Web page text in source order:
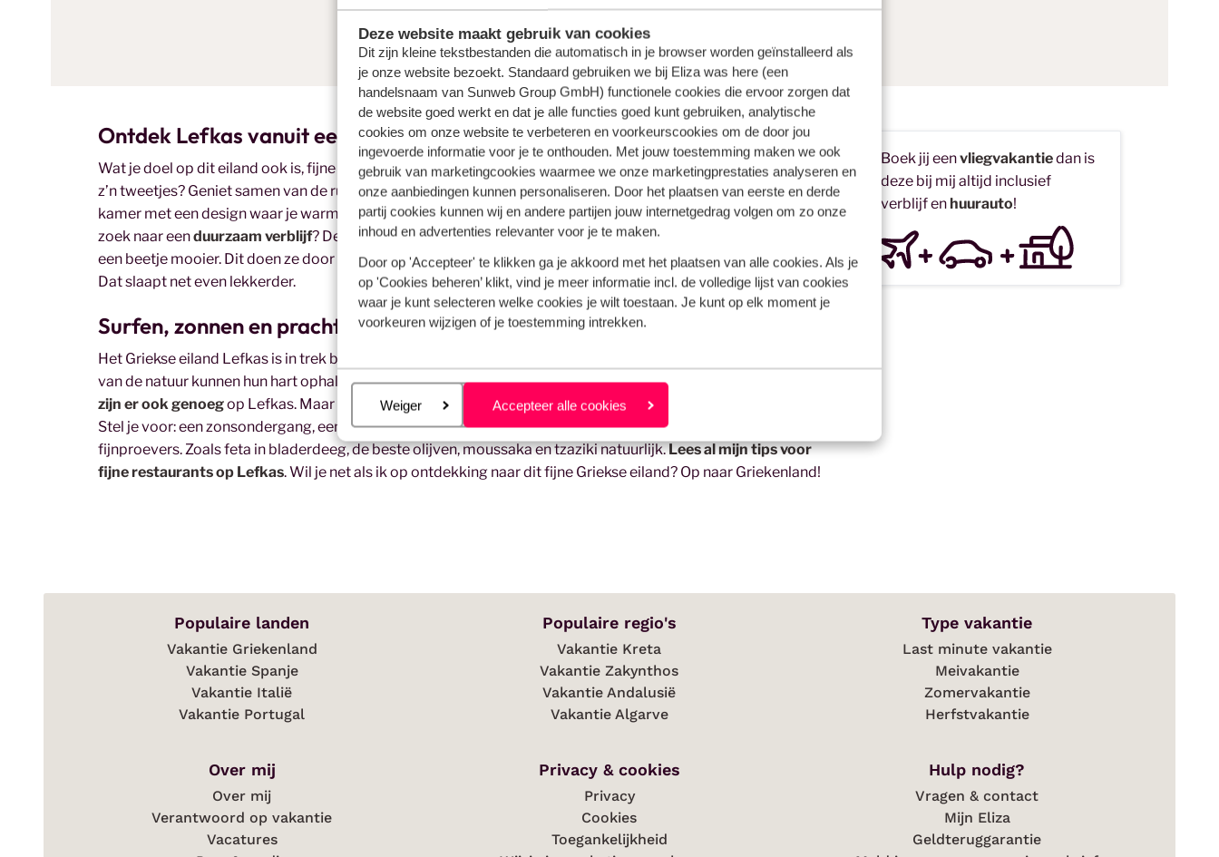
Deze website maakt gebruik van cookies
Dit zijn kleine tekstbestanden die automatisch in je browser worden geïnstalleerd als
je onze website bezoekt. Standaard gebruiken we bij Eliza was here (een
handelsnaam van Sunweb Group GmbH) functionele cookies die ervoor zorgen dat
de website goed werkt en dat je alle functies goed kunt gebruiken, analytische
cookies om onze website te verbeteren en voorkeurscookies om de door jou
ingevoerde informatie voor je te onthouden. Met jouw toestemming maken we ook
gebruik van marketingcookies waarmee we onze marketingprestaties analyseren en
onze aanbiedingen kunnen personaliseren. Door het plaatsen van eerste en derde
partij cookies kunnen wij en andere partijen jouw internetgedrag volgen om zo onze
inhoud en advertenties relevanter voor je te maken.
Door op 'Accepteer' te klikken ga je akkoord met het plaatsen van alle cookies. Als je
op 'Cookies beheren’ klikt, vind je meer informatie incl. de volledige lijst van cookies
waar je kunt selecteren welke cookies je wilt toestaan. Je kunt op elk moment je
voorkeuren wijzigen of je toestemming intrekken.
Beheren
Weiger Accepteer alle cookies
Ontdek Lefkas vanuit een boutique hotel
Wat je doel op dit eiland ook is, fijne hotels in Lefkas zijn er genoeg. Wil je op eenromantische vakantiemet
z’n tweetjes? Geniet samen van de rust en en de romantiek van een intiem verblijf in een boutique hotel. In een
kamer met een design waar je warm van wordt, persoonlijke service en de Griekse gastvrijheid. Of ben je op
zoek naar eenduurzaam verblijf? De eigenaren van de charmante adresjes maken de Mediterranée iedere dag
een beetje mooier. Dit doen ze door te investeren in groene projecten en zich in te zetten voor de lokale natuur.
Dat slaapt net even lekkerder.
Surfen, zonnen en prachtige natuur
Het Griekse eiland Lefkas is in trek bij surfers vanwege de goede surfstranden met fijne golfen. Ook liefhebbers
van de natuur kunnen hun hart ophalen op dit pareltje in de Middellandse Zee.Culturele bezienswaardigheden
zijn er ook genoegop Lefkas. Maar wist je dat je op dit eiland ook enorm kan genieten van de Griekse keuken?
Stel je voor: een zonsondergang, een tafel met prachtig uitzicht over de zee en gerechten voor echte
fijnproevers. Zoals feta in bladerdeeg, de beste olijven, moussaka en tzaziki natuurlijk.Lees al mijn tips voor
fijne restaurants op Lefkas. Wil je net als ik op ontdekking naar dit fijne Griekse eiland? Op naar Griekenland!
Boek jij eenvliegvakantiedan is
deze bij mij altijd inclusief
verblijf en huurauto!
Populaire landen
Vakantie Griekenland
Vakantie Spanje
Vakantie Italië
Vakantie Portugal
Populaire regio's
Vakantie Kreta
Vakantie Zakynthos
Vakantie Andalusië
Vakantie Algarve
Type vakantie
Last minute vakantie
Meivakantie
Zomervakantie
Herfstvakantie
Over mij
Over mij
Verantwoord op vakantie
Vacatures
Privacy & cookies
Privacy
Cookies
Toegankelijkheid
Hulp nodig?
Vragen & contact
Mijn Eliza
Geldteruggarantie